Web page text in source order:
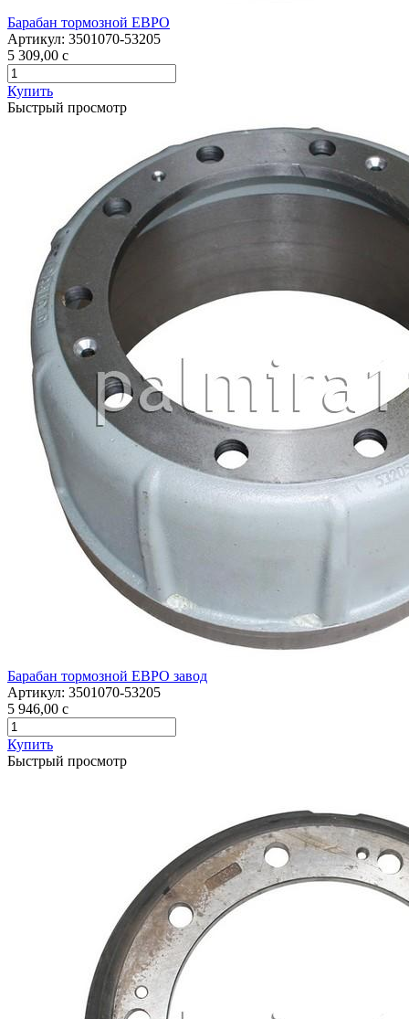
Барабан тормозной ЕВРО
Артикул: 3501070-53205
5 309,00 c
Купить
Быстрый просмотр
Барабан тормозной ЕВРО завод
Артикул: 3501070-53205
5 946,00 c
Купить
Быстрый просмотр